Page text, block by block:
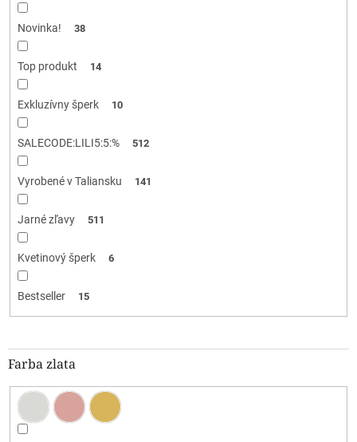
Novinka! 38
Top produkt 14
Exkluzívny šperk 10
SALECODE:LILI5:5:% 512
Vyrobené v Taliansku 141
Jarné zľavy 511
Kvetinový šperk 6
Bestseller 15
Farba zlata